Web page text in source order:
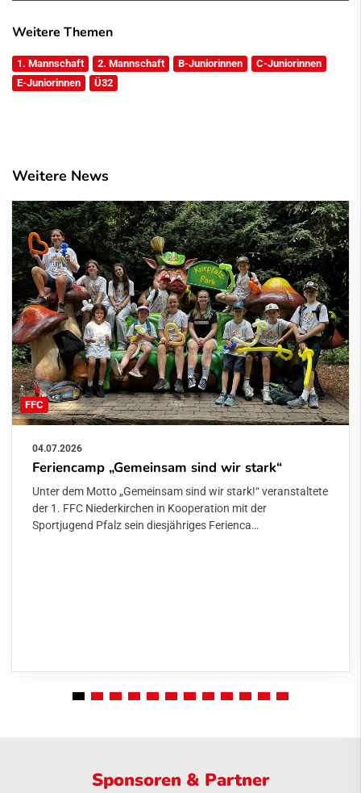
Weitere Themen
1. Mannschaft 2. Mannschaft B-Juniorinnen
C-Juniorinnen
E-Juniorinnen
Ü32
Weitere News
FFC
04.07.2026
Feriencamp „Gemeinsam sind wir stark“
Unter dem Motto „Gemeinsam sind wir stark!“ veranstaltete
der 1. FFC Niederkirchen in Kooperation mit der
Sportjugend Pfalz sein diesjähriges Ferienca…
Sponsoren & Partner